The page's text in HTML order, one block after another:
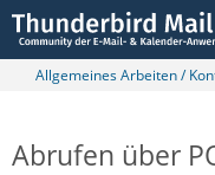
Allgemeines Arbeiten /
Abrufen über